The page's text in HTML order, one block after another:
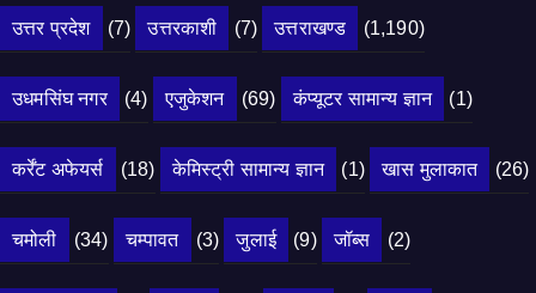
उत्तर प्रदेश (7) उत्तरकाशी (7) उत्तराखण्ड (1,190)
उधमसिंघ नगर (4) एजुकेशन (69) कंप्यूटर सामान्य ज्ञान (1)
कर्रेंट अफेयर्स (18) केमिस्ट्री सामान्य ज्ञान (1) खास मुलाकात (26)
चमोली (34) चम्पावत (3) जुलाई (9) जॉब्स (2)